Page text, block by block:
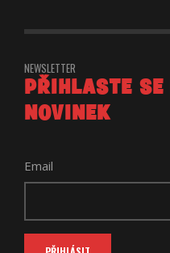
NEWSLETTER
PŘIHLASTE
NOVINEK
Email